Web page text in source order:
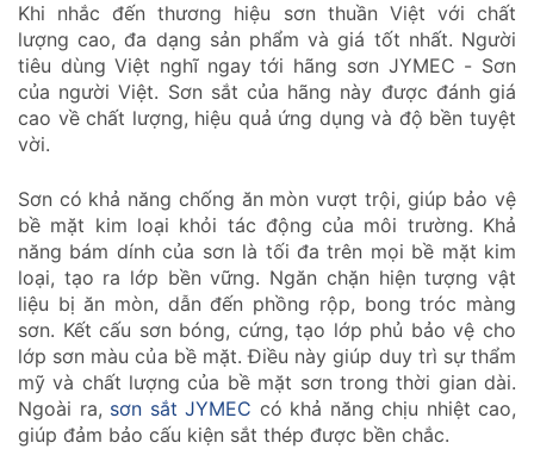
Khi nhắc đến thương hiệu sơn thuần Việt với chất
lượng cao, đa dạng sản phẩm và giá tốt nhất. Người
tiêu dùng Việt nghĩ ngay tới hãng sơn JYMEC - Sơn
của người Việt. Sơn sắt của hãng này được đánh giá
cao về chất lượng, hiệu quả ứng dụng và độ bền tuyệt
vời.
Sơn có khả năng chống ăn mòn vượt trội, giúp bảo vệ
bề mặt kim loại khỏi tác động của môi trường. Khả
năng bám dính của sơn là tối đa trên mọi bề mặt kim
loại, tạo ra lớp bền vững. Ngăn chặn hiện tượng vật
liệu bị ăn mòn, dẫn đến phồng rộp, bong tróc màng
sơn. Kết cấu sơn bóng, cứng, tạo lớp phủ bảo vệ cho
lớp sơn màu của bề mặt. Điều này giúp duy trì sự thẩm
mỹ và chất lượng của bề mặt sơn trong thời gian dài.
Ngoài ra, sơn sắt JYMEC có khả năng chịu nhiệt cao,
giúp đảm bảo cấu kiện sắt thép được bền chắc.